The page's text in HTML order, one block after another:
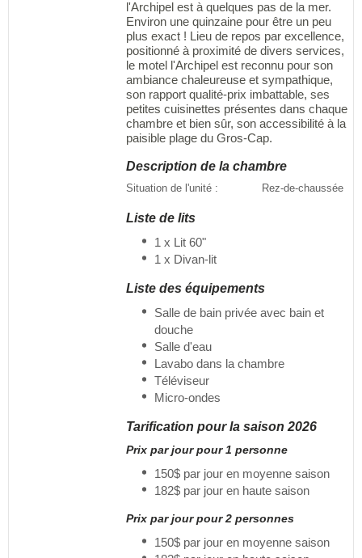
l'Archipel est à quelques pas de la mer.
Environ une quinzaine pour être un peu
plus exact ! Lieu de repos par excellence,
positionné à proximité de divers services,
le motel l'Archipel est reconnu pour son
ambiance chaleureuse et sympathique,
son rapport qualité-prix imbattable, ses
petites cuisinettes présentes dans chaque
chambre et bien sûr, son accessibilité à la
paisible plage du Gros-Cap.
Description de la chambre
Situation de l'unité : Rez-de-chaussée
Liste de lits
1 x Lit 60"
1 x Divan-lit
Liste des équipements
Salle de bain privée avec bain et
douche
Salle d'eau
Lavabo dans la chambre
Téléviseur
Micro-ondes
Tarification pour la saison 2026
Prix par jour pour 1 personne
150$ par jour en moyenne saison
182$ par jour en haute saison
Prix par jour pour 2 personnes
150$ par jour en moyenne saison